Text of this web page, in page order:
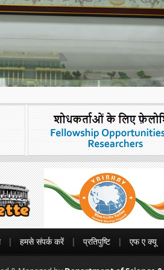
हमसे संपर्क करें प्रतिपुष्टि एफ ए क्यू